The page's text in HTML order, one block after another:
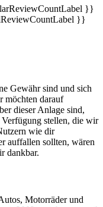
}}
}}
Gewähr sind und sich
möchten darauf
dieser Anlage sind,
stellen, die wir
wie dir
auffallen sollten, wären
dankbar.
Motorräder und